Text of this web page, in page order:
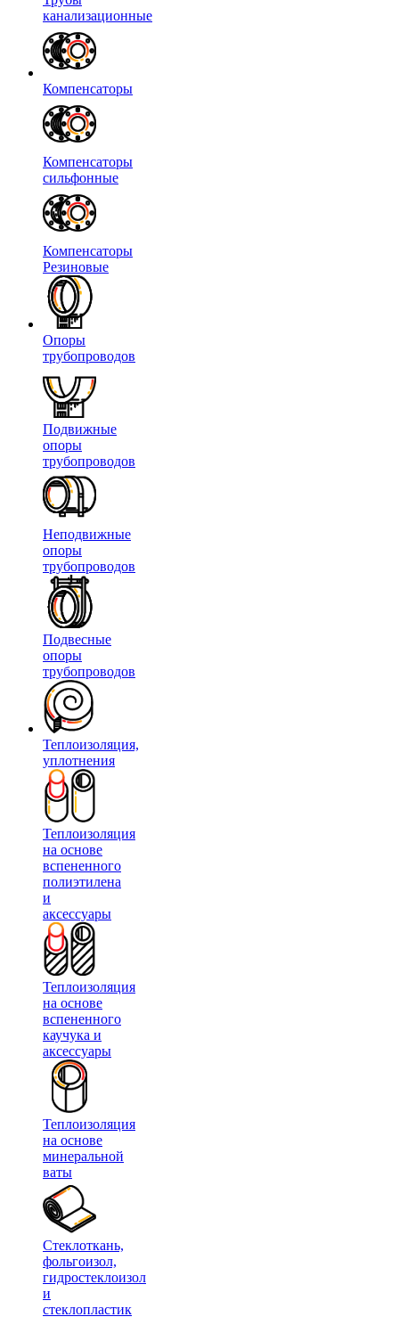
канализационные
Компенсаторы
Компенсаторы
сильфонные
Компенсаторы
Резиновые
Опоры
трубопроводов
Подвижные
опоры
трубопроводов
Неподвижные
опоры
трубопроводов
Подвесные
опоры
трубопроводов
Теплоизоляция,
уплотнения
Теплоизоляция
на основе
вспененного
полиэтилена
и
аксессуары
Теплоизоляция
на основе
вспененного
каучука и
аксессуары
Теплоизоляция
на основе
минеральной
ваты
Стеклоткань,
фольгоизол,
гидростеклоизол
и
стеклопластик